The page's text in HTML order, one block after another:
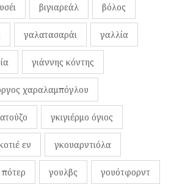
βιγιαρεάλ βόλος
γαλατασαράι γαλλία
γιάννης κόντης
χαραλαμπόγλου
γκιγιέρμο όγιος
εν γκουαρντιόλα
γουλβς γουότφορντ